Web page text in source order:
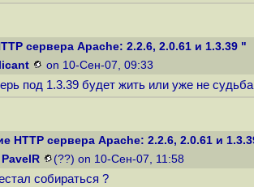
сервера Apache: 2.2.6, 2.0.61 и 1.3.39 "
on 10-Сен-07, 09:33
под 1.3.39 будет жить или уже не
HTTP сервера Apache: 2.2.6, 2.0.61 и
PavelR (??) on 10-Сен-07, 11:58
собираться ?